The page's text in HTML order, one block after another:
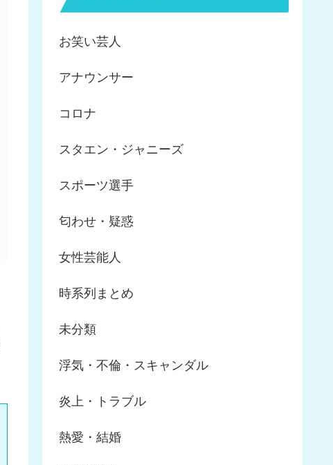
お笑い芸人
アナウンサー
コロナ
スタエン・ジャニーズ
スポーツ選手
匂わせ・疑惑
女性芸能人
時系列まとめ
未分類
浮気・不倫・スキャンダル
炎上・トラブル
熱愛・結婚